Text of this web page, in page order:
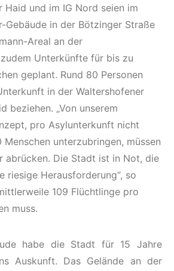
Haid und im IG Nord seien im
Gebäude in der Bötzinger Straße
Areal an der
Unterkünfte für bis zu
geplant. Rund 80 Personen
in der Waltershofener
beziehen. „Von unserem
pro Asylunterkunft nicht
unterzubringen, müssen
abrücken. Die Stadt ist in Not, die
riesige Herausforderung“, so
109 Flüchtlinge pro
muss.
habe die Stadt für 15 Jahre
Auskunft. Das Gelände an der